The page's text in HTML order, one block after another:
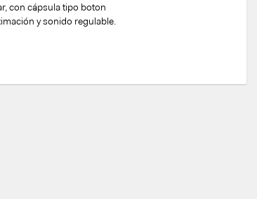
con cápsula tipo boton
y sonido regulable.